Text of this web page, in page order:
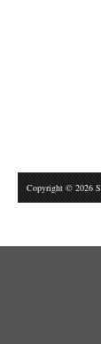
Copyright © 2026